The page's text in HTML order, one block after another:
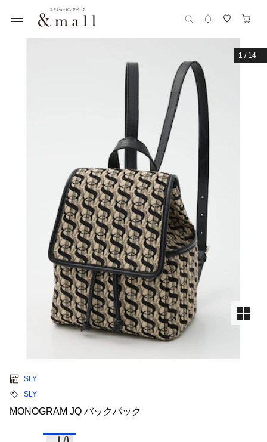
1 / 14
SLY
SLY
MONOGRAM JQ バックパック